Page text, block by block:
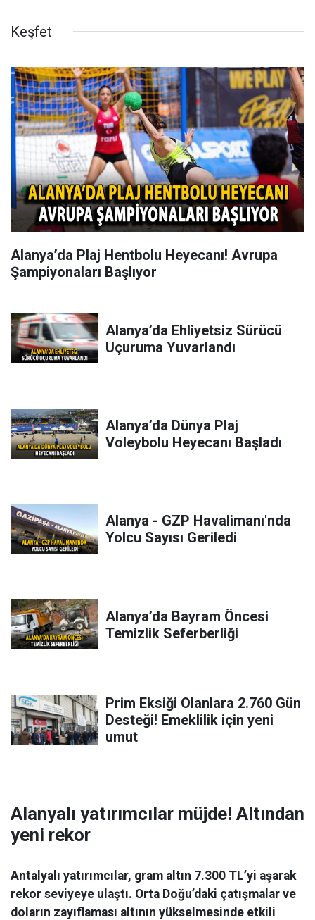
Keşfet
Alanya’da Plaj Hentbolu Heyecanı! Avrupa
Şampiyonaları Başlıyor
Alanya’da Ehliyetsiz Sürücü
Uçuruma Yuvarlandı
Alanya’da Dünya Plaj
Voleybolu Heyecanı Başladı
Alanya - GZP Havalimanı'nda
Yolcu Sayısı Geriledi
Alanya’da Bayram Öncesi
Temizlik Seferberliği
Prim Eksiği Olanlara 2.760 Gün
Desteği! Emeklilik için yeni
umut
Alanyalı yatırımcılar müjde! Altından
yeni rekor
Antalyalı yatırımcılar, gram altın 7.300 TL’yi aşarak
rekor seviyeye ulaştı. Orta Doğu’daki çatışmalar ve
doların zayıflaması altının yükselmesinde etkili